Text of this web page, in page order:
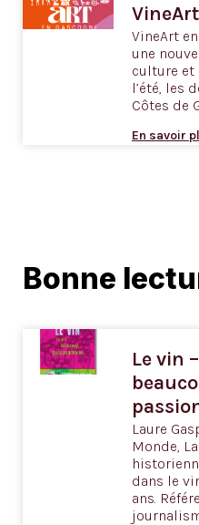
VineArt
une
culture et
l’été, les
Côtes de
En savoir
Bonne
Le vin
Laure
Monde,
dans le
ans.